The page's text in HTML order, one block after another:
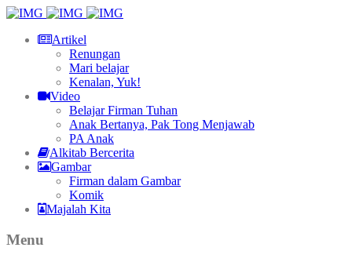
Artikel
Renungan
Mari belajar
Kenalan, Yuk!
Video
Belajar Firman Tuhan
Anak Bertanya, Pak Tong Menjawab
PA Anak
Alkitab Bercerita
Gambar
Firman dalam Gambar
Komik
Majalah Kita
Menu